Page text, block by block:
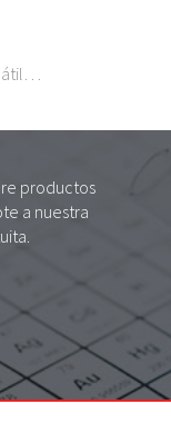
productos
a nuestra